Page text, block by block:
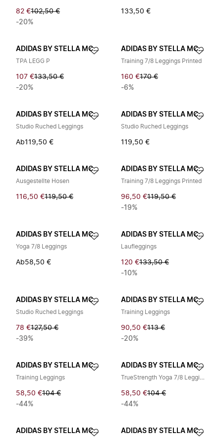
82 €102,50 €
-20%
133,50 €
ADIDAS BY STELLA MCCARTNEY
TPA LEGG P
107 €133,50 €
-20%
ADIDAS BY STELLA MCCARTNEY
Training 7/8 Leggings Printed
160 €170 €
-6%
ADIDAS BY STELLA MCCARTNEY
Studio Ruched Leggings
Ab119,50 €
ADIDAS BY STELLA MCCARTNEY
Studio Ruched Leggings
119,50 €
ADIDAS BY STELLA MCCARTNEY
Ausgestellte Hosen
116,50 €119,50 €
ADIDAS BY STELLA MCCARTNEY
Training 7/8 Leggings Printed
96,50 €119,50 €
-19%
ADIDAS BY STELLA MCCARTNEY
Yoga 7/8 Leggings
Ab58,50 €
ADIDAS BY STELLA MCCARTNEY
Laufleggings
120 €133,50 €
-10%
ADIDAS BY STELLA MCCARTNEY
Studio Ruched Leggings
78 €127,50 €
-39%
ADIDAS BY STELLA MCCARTNEY
Training Leggings
90,50 €113 €
-20%
ADIDAS BY STELLA MCCARTNEY
Training Leggings
58,50 €104 €
-44%
ADIDAS BY STELLA MCCARTNEY
TrueStrength Yoga 7/8 Leggings
58,50 €104 €
-44%
ADIDAS BY STELLA MCCARTNEY ADIDAS BY STELLA MCCARTNEY